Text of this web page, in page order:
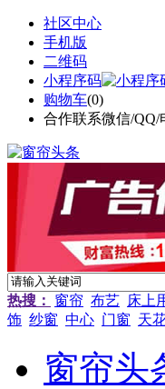
社区中心
手机版
二维码
小程序码
购物车(0)
合作联系微信/QQ/
热搜： 窗帘 布艺 床上
饰 纱窗 中心 门窗 天
窗帘头